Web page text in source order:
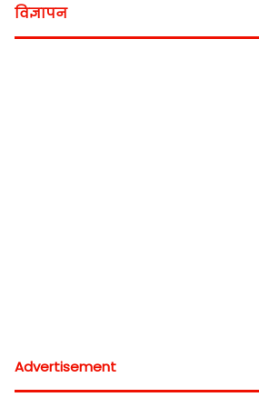
विज्ञापन
Advertisement